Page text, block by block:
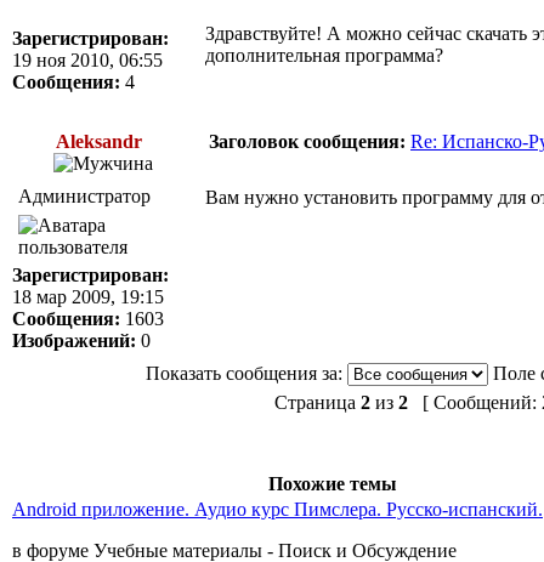
Зарегистрирован:
19 ноя 2010, 06:55
Сообщения: 4
Здравствуйте! А можно сейчас скачать
дополнительная программа?
Aleksandr Заголовок сообщения: Re: Испанско-
Администратор
Зарегистрирован:
18 мар 2009, 19:15
Сообщения: 1603
Изображений: 0
Вам нужно установить программу для
Показать сообщения за:
Поле
Страница 2 из 2 [ Сообщений:
Похожие темы
Android приложение. Аудио курс Пимслера. Русско-испанский.
в форуме Учебные материалы - Поиск и Обсуждение